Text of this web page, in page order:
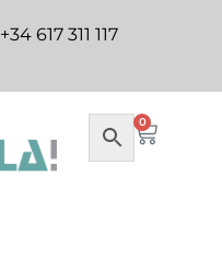
+34 617 311 117
0